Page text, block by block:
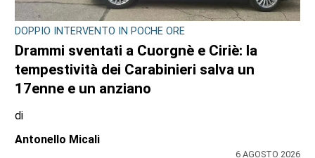
LAVORI PUBBLICI
Cosa cambia alla Reggia di Venaria con il
piano di eliminazione delle barriere
architettoniche
di